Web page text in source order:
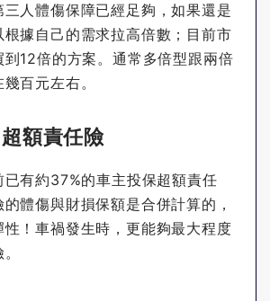
人體傷保障已經足夠，如果還是
據自己的需求拉高倍數；目前市
12倍的方案。通常多倍型跟兩倍
百元左右。
額責任險
有約37%的車主投保超額責任
體傷與財損保額是合併計算的，
！車禍發生時，更能夠最大程度